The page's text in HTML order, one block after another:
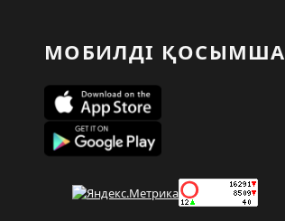
МОБИЛДІ ҚОСЫМША